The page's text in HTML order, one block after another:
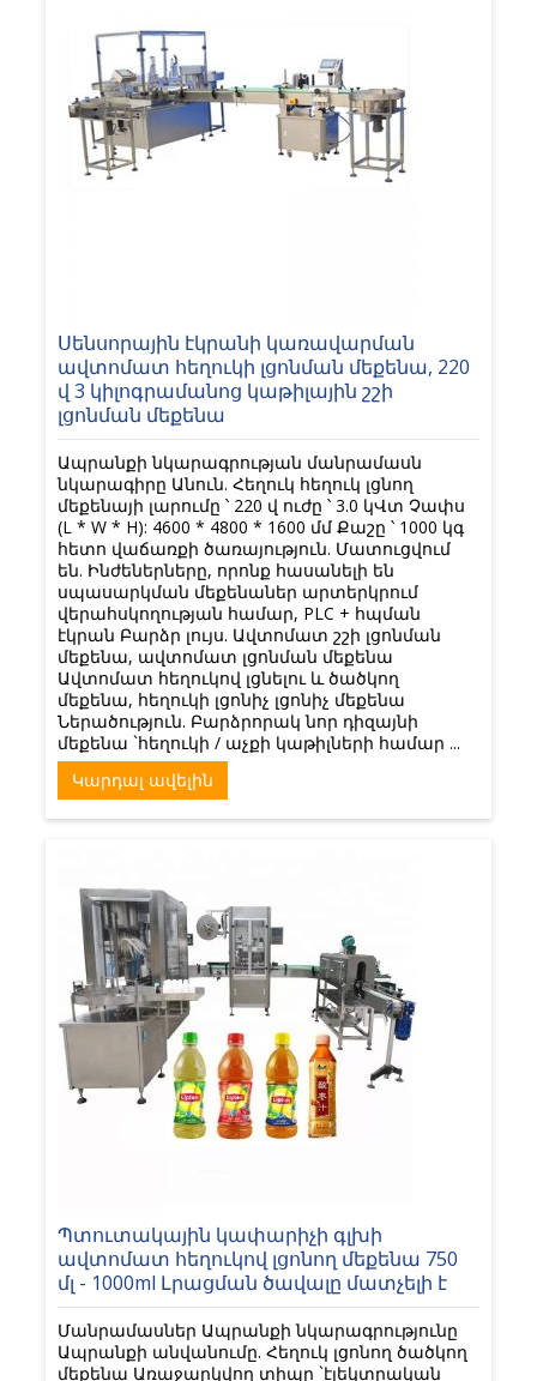
Սենսորային էկրանի կառավարման
ավտոմատ հեղուկի լցոնման մեքենա, 220
վ 3 կիլոգրամանոց կաթիլային շշի
լցոնման մեքենա
Ապրանքի նկարագրության մանրամասն
նկարագիրը Անուն. Հեղուկ հեղուկ լցնող
մեքենայի լարումը ՝ 220 վ ուժը ՝ 3.0 կՎտ Չափս
(L * W * H): 4600 * 4800 * 1600 մմ Քաշը ՝ 1000 կգ
հետո վաճառքի ծառայություն. Մատուցվում
են. Ինժեներները, որոնք հասանելի են
սպասարկման մեքենաներ արտերկրում
վերահսկողության համար, PLC + հպման
էկրան Բարձր լույս. Ավտոմատ շշի լցոնման
մեքենա, ավտոմատ լցոնման մեքենա
Ավտոմատ հեղուկով լցնելու և ծածկող
մեքենա, հեղուկի լցոնիչ լցոնիչ մեքենա
Ներածություն. Բարձրորակ նոր դիզայնի
մեքենա `հեղուկի / աչքի կաթիլների համար ...
Կարդալ ավելին
Պտուտակային կափարիչի գլխի
ավտոմատ հեղուկով լցոնող մեքենա 750
մլ - 1000ml Լրացման ծավալը մատչելի է
Մանրամասներ Ապրանքի նկարագրությունը
Ապրանքի անվանումը. Հեղուկ լցոնող ծածկող
մեքենա Առաջարկվող տիպը `էլեկտրական